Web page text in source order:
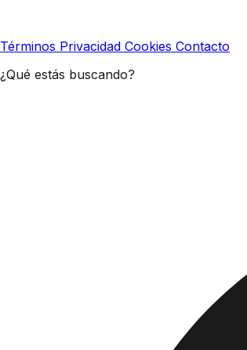
Términos Privacidad Cookies Contacto
¿Qué estás buscando?